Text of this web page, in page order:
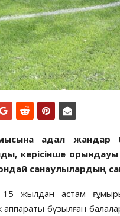
адал
керісінше
санаулылардың
15 жылдан астам
бұзылған